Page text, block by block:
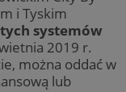
i Tyskim
systemów
2019 r.
można oddać w
lub